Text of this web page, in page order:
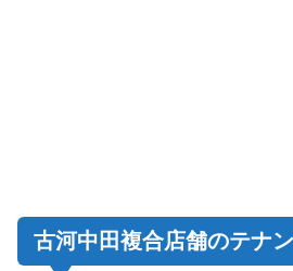
古河中田複合店舗のテナ